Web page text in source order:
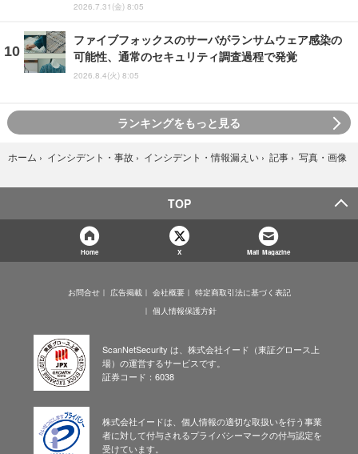
2026.7.31(金) 8:05
ファイブフォックスのサーバがランサムウェア感染の
可能性、通常のセキュリティ調査過程で発覚
2026.8.4(火) 8:05
ランキングをもっと見る
ホーム › インシデント・事故 › インシデント・情報漏えい › 記事 › 写真・画像
TOP
Home X Mail Magazine
お問合せ 広告掲載 会社概要
特定商取引法に基づく表記
個人情報保護方針
ScanNetSecurity は、株式会社イード（東証グロース上
場）の運営するサービスです。
証券コード：6038
株式会社イードは、個人情報の適切な取扱いを行う事業
者に対して付与されるプライバシーマークの付与認定を
受けています。